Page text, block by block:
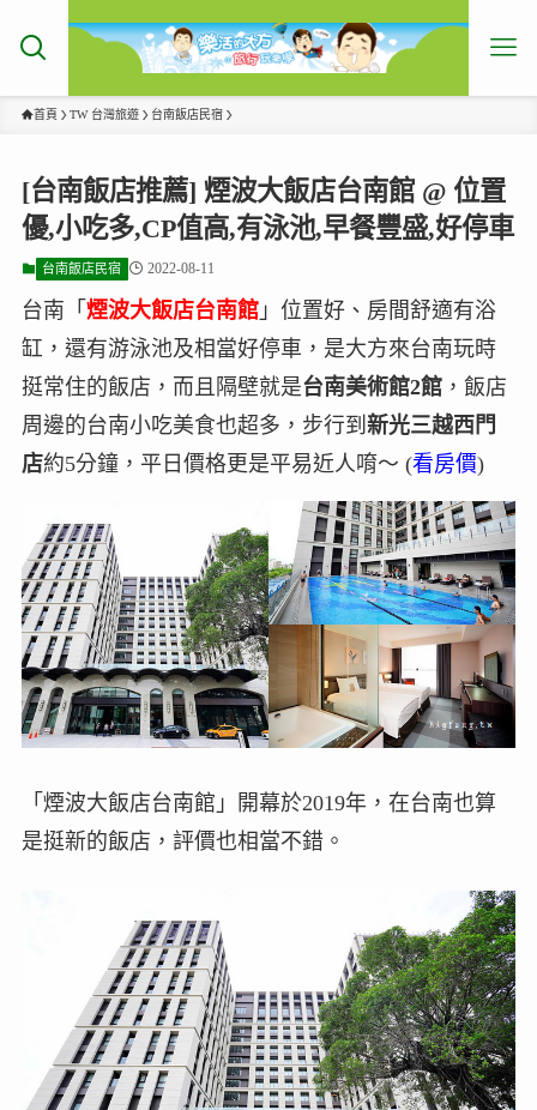
首頁 TW 台灣旅遊 台南飯店民宿
[台南飯店推薦] 煙波大飯店台南館 @ 位置
優,小吃多,CP值高,有泳池,早餐豐盛,好停車
台南飯店民宿 2022-08-11
台南「 煙波大飯店台南館」位置好、房間舒適有浴
缸，還有游泳池及相當好停車，是大方來台南玩時
挺常住的飯店，而且隔壁就是台南美術館2館，飯店
周邊的台南小吃美食也超多，步行到 新光三越西門
店約5分鐘，平日價格更是平易近人唷～ (看房價)
「煙波大飯店台南館」開幕於2019年，在台南也算
是挺新的飯店，評價也相當不錯。